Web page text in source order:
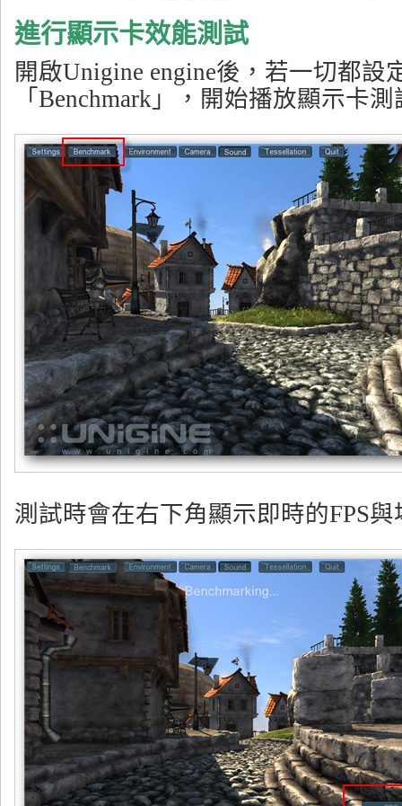
進行顯示卡效能測試
開啟Unigine engine後，若一切都設
「Benchmark」，開始播放顯示卡
測試時會在右下角顯示即時的FPS